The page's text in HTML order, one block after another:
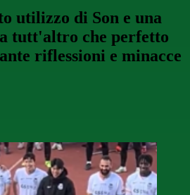
utilizzo di Son e una
tutt'altro che perfetto
riflessioni e minacce